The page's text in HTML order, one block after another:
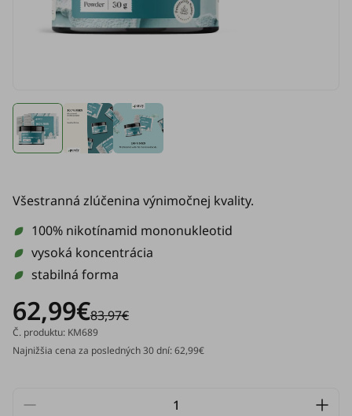
Všestranná zlúčenina výnimočnej kvality.
100% nikotínamid mononukleotid
vysoká koncentrácia
stabilná forma
62,99€83,97€
Č. produktu: KM689
Najnižšia cena za posledných 30 dní: 62,99€